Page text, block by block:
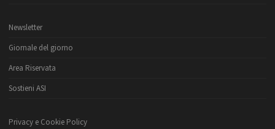
Newsletter
Giornale del giorno
Area Riservata
Sostieni ASI
Privacy e Cookie Policy